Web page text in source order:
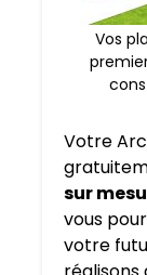
Vos
Votre
sur
vous
votre